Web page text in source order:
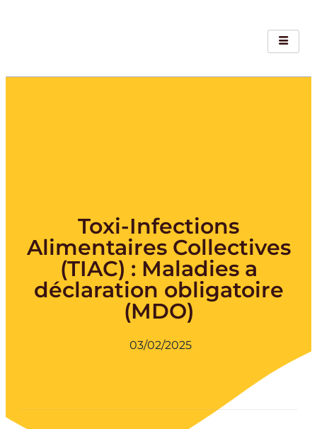
Toxi-Infections
Alimentaires Collectives
(TIAC) : Maladies a
déclaration obligatoire
(MDO)
03/02/2025